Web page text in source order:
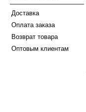
Доставка
Оплата заказа
Возврат товара
Оптовым клиентам